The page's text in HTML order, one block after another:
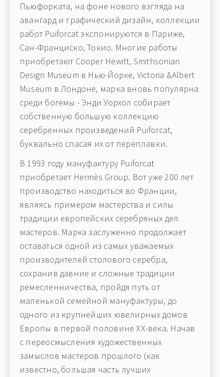
Пьюфорката, на фоне нового взгляда на
авангард и графический дизайн, коллекции
работ Puiforcat экспонируются в Париже,
Сан-Франциско, Токио. Многие работы
приобретают Cooper Hewitt, Smithsonian
Design Museum в Нью-Йорке, Victoria &Albert
Museum в Лондоне, марка вновь популярна
среди богемы - Энди Уорхол собирает
собственную большую коллекцию
серебренных произведений Puiforcat,
буквально спасая их от переплавки.
В 1993 году мануфактуру Puiforcat
приобретает Hermès Group. Вот уже 200 лет
производство находиться во Франции,
являясь примером мастерства и силы
традиции европейских серебряных дел
мастеров. Марка заслуженно продолжает
оставаться одной из самых уважаемых
производителей столового серебра,
сохранив давние и сложные традиции
ремесленничества, пройдя путь от
маленькой семейной мануфактуры, до
одного из крупнейших ювелирных домов
Европы в первой половине XX-века. Начав
с переосмысления художественных
замыслов мастеров прошлого (как
известно, большая часть лучших